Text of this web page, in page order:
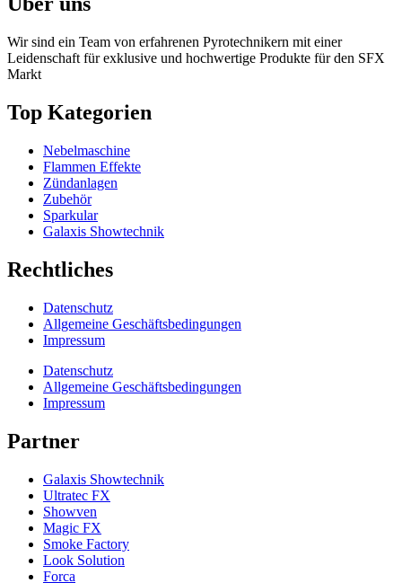
Wir sind ein Team von erfahrenen Pyrotechnikern mit einer
Leidenschaft für exklusive und hochwertige Produkte für den SFX
Markt
Top Kategorien
Nebelmaschine
Flammen Effekte
Zündanlagen
Zubehör
Sparkular
Galaxis Showtechnik
Rechtliches
Datenschutz
Allgemeine Geschäftsbedingungen
Impressum
Datenschutz
Allgemeine Geschäftsbedingungen
Impressum
Partner
Galaxis Showtechnik
Ultratec FX
Showven
Magic FX
Smoke Factory
Look Solution
Forca